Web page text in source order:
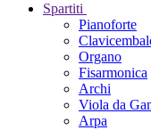
Spartiti
Pianoforte
Organo
Fisarmonica
Archi
Viola da
Arpa